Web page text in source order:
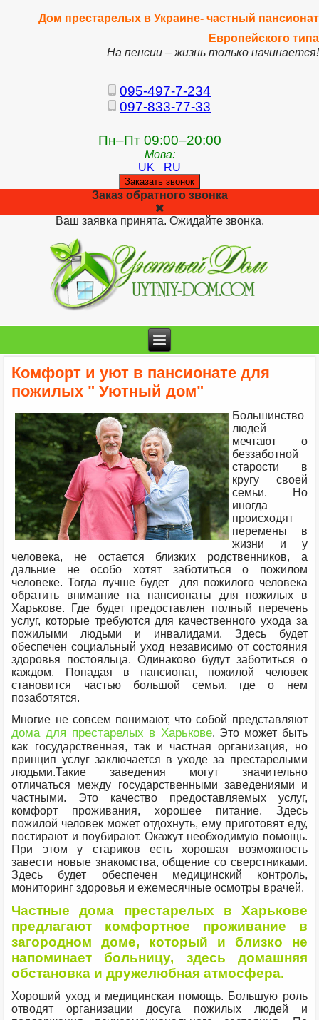
Дом престарелых в Украине- частный пансионат
Европейского типа
На пенсии – жизнь только начинается!
095-497-7-234
097-833-77-33
Пн–Пт 09:00–20:00
Мова:
UK
RU
Заказать звонок
Заказ обратного звонка
Ваш заявка принята. Ожидайте звонка.
Комфорт и уют в пансионате для
пожилых " Уютный дом"
Большинство
людей
мечтают о
беззаботной
старости в
кругу своей
семьи. Но
иногда
происходят
перемены в
жизни и у
человека, не остается близких родственников, а
дальние не особо хотят заботиться о пожилом
человеке. Тогда лучше будет для пожилого человека
обратить внимание на пансионаты для пожилых в
Харькове. Где будет предоставлен полный перечень
услуг, которые требуются для качественного ухода за
пожилыми людьми и инвалидами. Здесь будет
обеспечен социальный уход независимо от состояния
здоровья постояльца. Одинаково будут заботиться о
каждом. Попадая в пансионат, пожилой человек
становится частью большой семьи, где о нем
позаботятся.
Многие не совсем понимают, что собой представляют
дома для престарелых в Харькове. Это может быть
как государственная, так и частная организация, но
принцип услуг заключается в уходе за престарелыми
людьми.Такие заведения могут значительно
отличаться между государственными заведениями и
частными. Это качество предоставляемых услуг,
комфорт проживания, хорошее питание. Здесь
пожилой человек может отдохнуть, ему приготовят еду,
постирают и поубирают. Окажут необходимую помощь.
При этом у стариков есть хорошая возможность
завести новые знакомства, общение со сверстниками.
Здесь будет обеспечен медицинский контроль,
мониторинг здоровья и ежемесячные осмотры врачей.
Частные дома престарелых в Харькове
предлагают комфортное проживание в
загородном доме, который и близко не
напоминает больницу, здесь домашняя
обстановка и дружелюбная атмосфера.
Хороший уход и медицинская помощь. Большую роль
отводят организации досуга пожилых людей и